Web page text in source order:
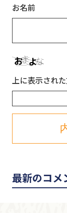
お名前
上に表示され
最新のコメ